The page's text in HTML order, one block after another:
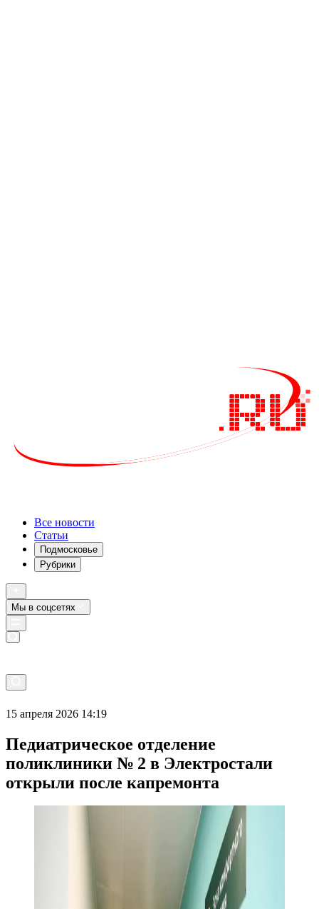
Все новости
Статьи
Подмосковье
Рубрики
Мы в соцсетях
15 апреля 2026 14:19
Педиатрическое отделение
поликлиники № 2 в Электростали
открыли после капремонта